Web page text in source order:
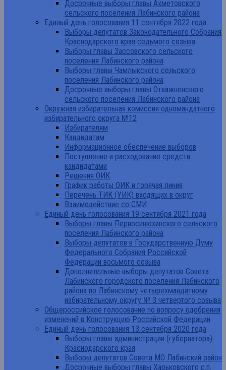
Досрочные выборы главы Ахметовского
сельского поселения Лабинского района
Единый день голосования 11 сентября 2022 года
Выборы депутатов Законодательного Собрания
Краснодарского края седьмого созыва
Выборы главы Зассовского сельского
поселения Лабинского района
Выборы главы Чамлыкского сельского
поселения Лабинского района
Досрочные выборы главы Отважненского
сельского поселения Лабинского района
Окружная избирательная комиссия одномандатного
избирательного округа №12
Избирателям
Кандидатам
Информационное обеспечение выборов
Поступление и расходование средств
кандидатами
Решения ОИК
График работы ОИК и горячая линия
Перечень ТИК (УИК) входящих в округ
Взаимодействие со СМИ
Единый день голосования 19 сентября 2021 года
Выборы главы Первосинюхинского сельского
поселения Лабинского района
Выборы депутатов в Государственную Думу
Федерального Собрания Российской
Федерации восьмого созыва
Дополнительные выборы депутатов Совета
Лабинского городского поселения Лабинского
района по Лабинскому четырехмандатному
избирательному округу № 3 четвертого созыва
Общероссийское голосование по вопросу одобрения
изменений в Конструкцию Российской Федерации
Единый день голосования 13 сентября 2020 года
Выборы главы администрации (губернатора)
Краснодарского края
Выборы депутатов Совета МО Лабинский район
Досрочные выборы главы Харьковского с.п.